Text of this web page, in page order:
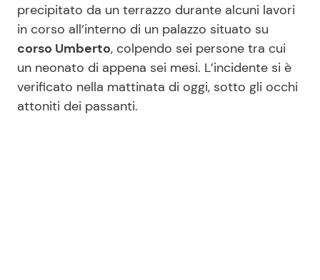
News benessere
Salute
Viaggi e Turismo
Primi Piatti
Ricette Facili e Veloci
precipitato da un terrazzo durante alcuni lavori
in corso all’interno di un palazzo situato su
corso Umberto, colpendo sei persone tra cui
un neonato di appena sei mesi. L’incidente si è
verificato nella mattinata di oggi, sotto gli occhi
attoniti dei passanti.